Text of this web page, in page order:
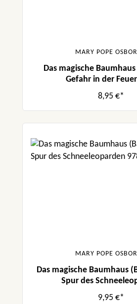
MARY POPE
Das magische
Gefahr in der
8,95 €*
MARY POPE
Das magische Baumhaus
Spur des
9,95 €*